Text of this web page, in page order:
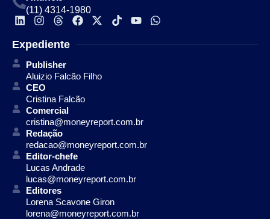
(11) 4314-1980
Expediente
Publisher
Aluizio Falcão Filho
CEO
Cristina Falcão
Comercial
cristina@moneyreport.com.br
Redação
redacao@moneyreport.com.br
Editor-chefe
Lucas Andrade
lucas@moneyreport.com.br
Editores
Lorena Scavone Giron
lorena@moneyreport.com.br